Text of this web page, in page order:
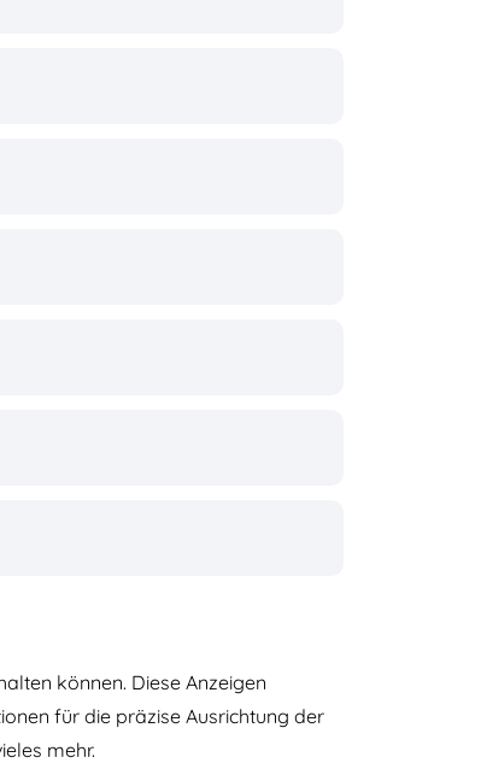
können. Diese Anzeigen
für die präzise Ausrichtung der
mehr.